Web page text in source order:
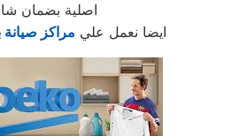
اصلية بضمان
ايضا نعمل علي مراكز صيانة